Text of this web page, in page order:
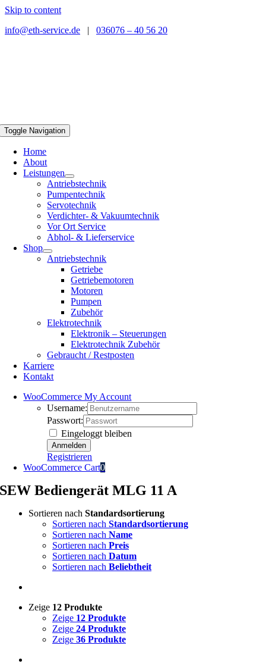
Skip to content
info@eth-service.de | 036076 – 40 56 20
Toggle Navigation
Home
About
Leistungen
Antriebstechnik
Pumpentechnik
Servotechnik
Verdichter- & Vakuumtechnik
Vor Ort Service
Abhol- & Lieferservice
Shop
Antriebstechnik
Getriebe
Getriebemotoren
Motoren
Pumpen
Zubehör
Elektrotechnik
Elektronik – Steuerungen
Elektrotechnik Zubehör
Gebraucht / Restposten
Karriere
Kontakt
WooCommerce My Account
Username:
Passwort:
Eingeloggt bleiben
Registrieren
WooCommerce Cart0
SEW Bediengerät MLG 11 A
Sortieren nach Standardsortierung
Sortieren nach Standardsortierung
Sortieren nach Name
Sortieren nach Preis
Sortieren nach Datum
Sortieren nach Beliebtheit
Zeige 12 Produkte
Zeige 12 Produkte
Zeige 24 Produkte
Zeige 36 Produkte